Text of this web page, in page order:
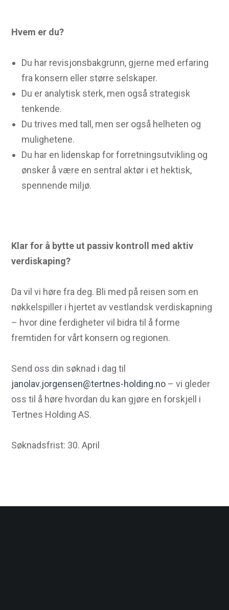
Hvem er du?
Du har revisjonsbakgrunn, gjerne med erfaring
fra konsern eller større selskaper.
Du er analytisk sterk, men også strategisk
tenkende.
Du trives med tall, men ser også helheten og
mulighetene.
Du har en lidenskap for forretningsutvikling og
ønsker å være en sentral aktør i et hektisk,
spennende miljø.
Klar for å bytte ut passiv kontroll med aktiv
verdiskaping?
Da vil vi høre fra deg. Bli med på reisen som en
nøkkelspiller i hjertet av vestlandsk verdiskapning
– hvor dine ferdigheter vil bidra til å forme
fremtiden for vårt konsern og regionen.
Send oss din søknad i dag til
janolav.jorgensen@tertnes-holding.no – vi gleder
oss til å høre hvordan du kan gjøre en forskjell i
Tertnes Holding AS.
Søknadsfrist: 30. April